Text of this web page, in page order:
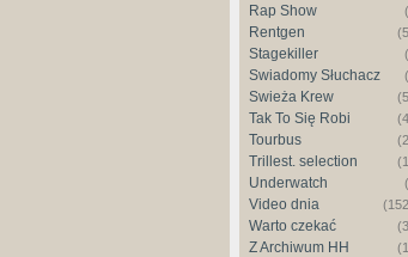
Rap Show
Rentgen
Stagekiller
Świadomy Słuchacz
Świeża Krew
Tak To Się Robi
Tourbus
Trillest. selection
Underwatch
Video dnia
Warto czekać
Z Archiwum HH